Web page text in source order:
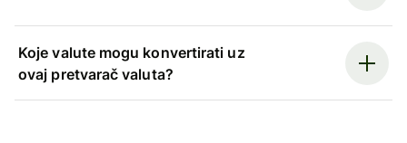
Koje valute mogu konvertirati uz
ovaj pretvarač valuta?